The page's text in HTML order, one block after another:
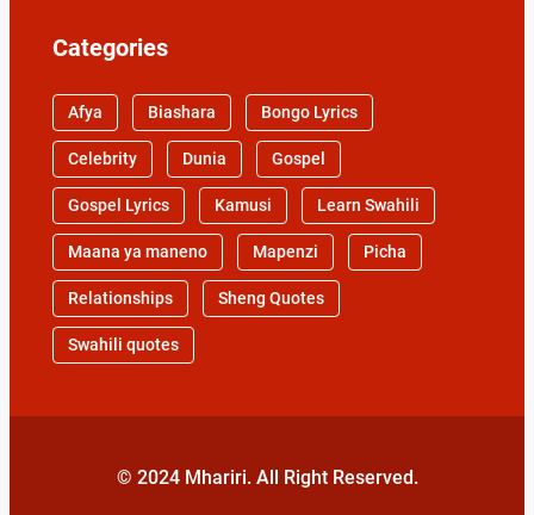
Categories
Afya Biashara Bongo Lyrics
Celebrity Dunia Gospel
Gospel Lyrics Kamusi Learn Swahili
Maana ya maneno Mapenzi Picha
Relationships Sheng Quotes
Swahili quotes
© 2024 Mhariri. All Right Reserved.